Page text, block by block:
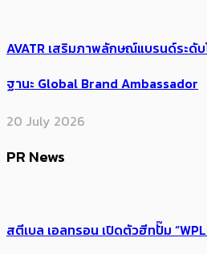
AVATR เสริมภาพลักษณ์แบรนด์ระดับ
ฐานะ Global Brand Ambassador
20 July 2026
PR News
สตีเบล เอลทรอน เปิดตัวฮีทปั๊ม